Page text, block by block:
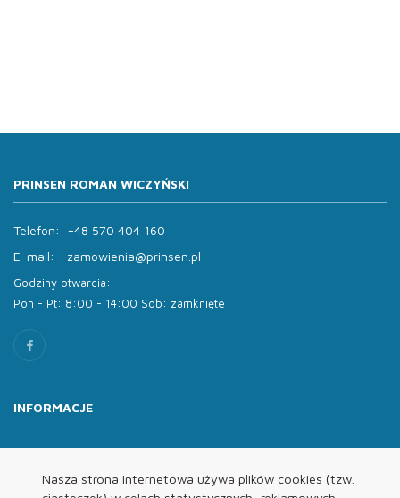
Nasza strona internetowa używa plików cookies (tzw.
PRINSEN ROMAN WICZYŃSKI
Telefon:
+48 570 404 160
E-mail:
zamowienia@prinsen.pl
Godziny otwarcia:
Pon - Pt: 8:00 - 14:00 Sob: zamknięte
INFORMACJE
Oferta